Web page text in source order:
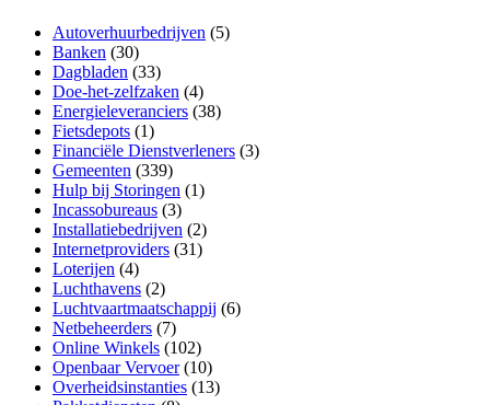
Autoverhuurbedrijven (5)
Banken (30)
Dagbladen (33)
Doe-het-zelfzaken (4)
Energieleveranciers (38)
Fietsdepots (1)
Financiële Dienstverleners (3)
Gemeenten (339)
Hulp bij Storingen (1)
Incassobureaus (3)
Installatiebedrijven (2)
Internetproviders (31)
Loterijen (4)
Luchthavens (2)
Luchtvaartmaatschappij (6)
Netbeheerders (7)
Online Winkels (102)
Openbaar Vervoer(10)
Overheidsinstanties (13)